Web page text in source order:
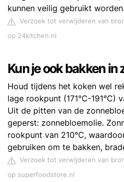
kunnen veilig gebruikt
Verzoek tot verwijderen van
op 24kitchen.nl
Kun je ook bakken in
Houd tijdens het koken wel
lage rookpunt (171°C-191°C)
Uit de pitten van de
geperst: zonnebloemolie.
rookpunt van 210°C,
gebruiken om te bakken,
Verzoek tot verwijderen van
op superfoodstore.nl